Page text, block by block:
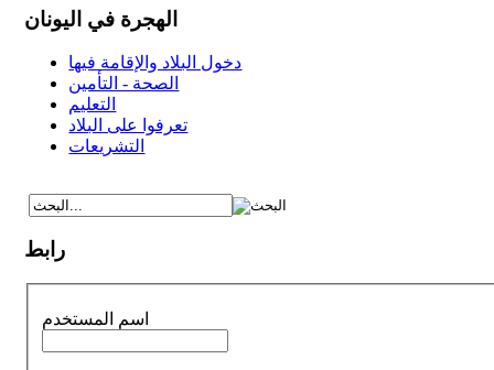
الهجرة في اليونان
دخول البلاد والإقامة فيها
الصحة - التأمين
التعليم
تعرفوا على البلاد
التشريعات
رابط
اسم المستخدم